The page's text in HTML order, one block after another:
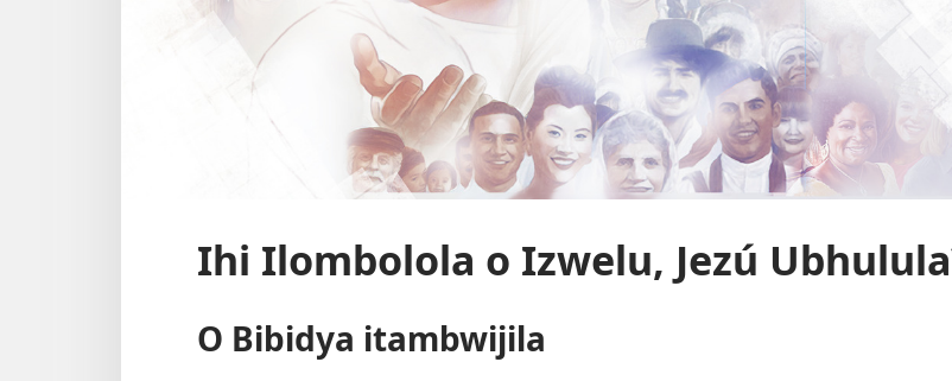
Ihi Ilombolola o Izwelu, Jezú
O Bibidya itambwijila